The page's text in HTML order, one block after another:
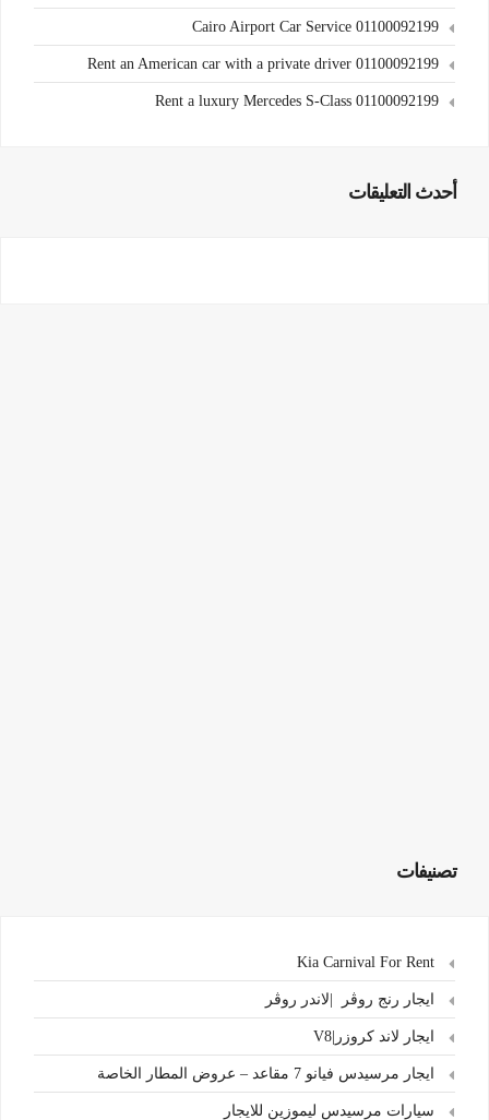
Cairo Airport Car Service 01100092199
Rent an American car with a private driver 01100092199
Rent a luxury Mercedes S-Class 01100092199
أحدث التعليقات
تصنيفات
ايجار رنج روڤر |لاندر روڤر
ايجار لاند كروزر|V8
ايجار مرسيدس فيانو 7 مقاعد – عروض المطار الخاصة
سيارات مرسيدس ليموزين للايجار